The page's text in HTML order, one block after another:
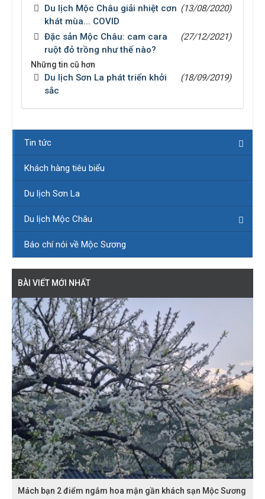
Du lịch Mộc Châu giải nhiệt cơn
khát mùa... COVID
(13/08/2020)
Đặc sản Mộc Châu: cam cara
ruột đỏ trồng như thế nào?
(27/12/2021)
Những tin cũ hơn
Du lịch Sơn La phát triển khởi
sắc
(18/09/2019)
Tin tức
Khách hàng tiêu biểu
Du lịch Sơn La
Du lịch Mộc Châu
Báo chí nói về Mộc Sương
BÀI VIẾT MỚI NHẤT
Mách bạn 2 điểm ngắm hoa mận gần khách sạn Mộc Sương